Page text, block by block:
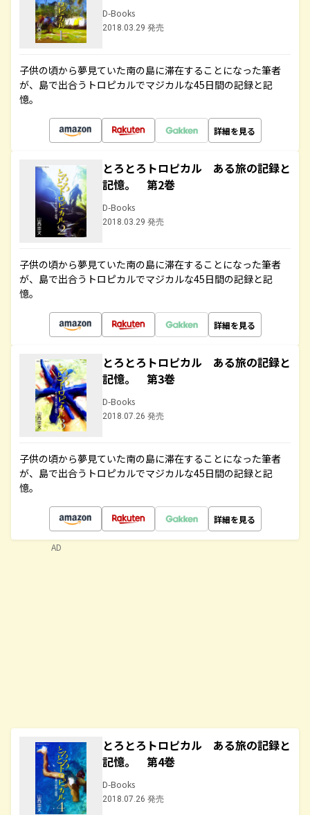
D-Books
2018.03.29 発売
子供の頃から夢見ていた南の島に滞在することになった筆者
が、島で出合うトロピカルでマジカルな45日間の記録と記
憶。
詳細を見る
とろとろトロピカル ある旅の記録と
記憶。 第2巻
D-Books
2018.03.29 発売
子供の頃から夢見ていた南の島に滞在することになった筆者
が、島で出合うトロピカルでマジカルな45日間の記録と記
憶。
詳細を見る
とろとろトロピカル ある旅の記録と
記憶。 第3巻
D-Books
2018.07.26 発売
子供の頃から夢見ていた南の島に滞在することになった筆者
が、島で出合うトロピカルでマジカルな45日間の記録と記
憶。
詳細を見る
とろとろトロピカル ある旅の記録と
記憶。 第4巻
D-Books
2018.07.26 発売
AD